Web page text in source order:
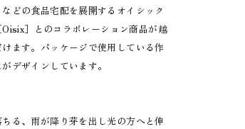
どの食品宅配を展開するオイシック
］とのコラボレーション商品が越
ます。パッケージで使用している作
デザインしています。
る、雨が降り芽を出し光の方へと伸